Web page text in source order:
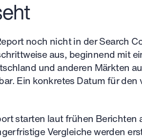
noch nicht in der Search
aus, beginnend mit
und anderen Märkten
Ein konkretes Datum für
starten laut frühen Berichten
Vergleiche werden